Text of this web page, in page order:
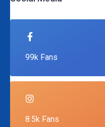
99k Fans
8.5k Fans